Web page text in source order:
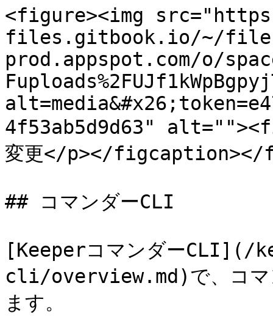
<figure><img
files.gitbook.io/~/
prod.appspot.com/o/
4f53ab5d9d63"
変更</p></
## コマンダーCLI
[KeeperコマンダーCLI](/
cli/overview.md)で、コマ
ます。